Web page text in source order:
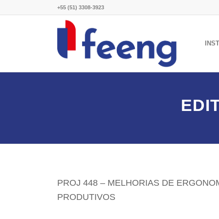
+55 (51) 3308-3923
PROJ 448 – MELHORIAS DE
PRODUTIVOS